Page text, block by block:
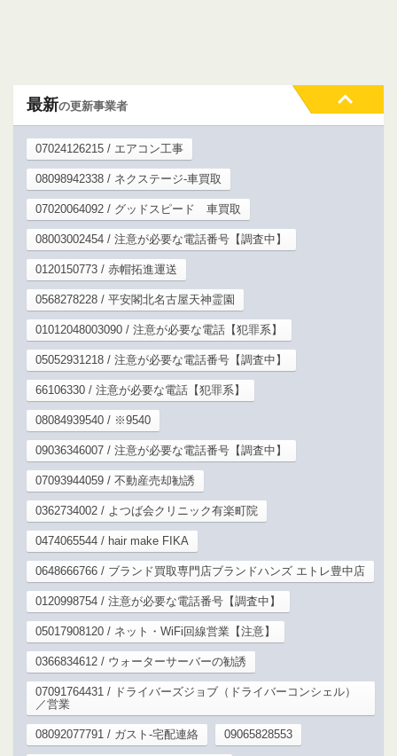
最新の更新事業者
07024126215 / エアコン工事
08098942338 / ネクステージ-車買取
07020064092 / グッドスピード 車買取
08003002454 / 注意が必要な電話番号【調査中】
0120150773 / 赤帽拓進運送
0568278228 / 平安閣北名古屋天神霊園
01012048003090 / 注意が必要な電話【犯罪系】
05052931218 / 注意が必要な電話番号【調査中】
66106330 / 注意が必要な電話【犯罪系】
08084939540 / ※9540
09036346007 / 注意が必要な電話番号【調査中】
07093944059 / 不動産売却勧誘
0362734002 / よつば会クリニック有楽町院
0474065544 / hair make FIKA
0648666766 / ブランド買取専門店ブランドハンズ エトレ豊中店
0120998754 / 注意が必要な電話番号【調査中】
05017908120 / ネット・WiFi回線営業【注意】
0366834612 / ウォーターサーバーの勧誘
07091764431 / ドライバーズジョブ（ドライバーコンシェル）
／営業
08092077791 / ガスト-宅配連絡 09065828553